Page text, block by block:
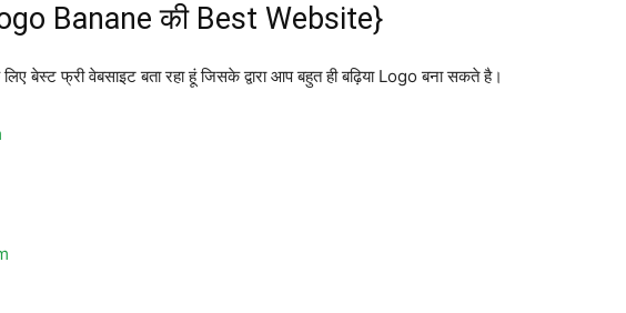
Banane की Best Website}
बेस्ट फ्री वेबसाइट बता रहा हूं जिसके द्वारा आप बहुत ही बढ़िया Logo बना सकते है।